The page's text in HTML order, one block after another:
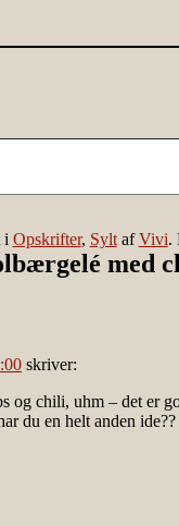
i Opskrifter, SyltafVivi.
med
skriver:
og chili, uhm – det er
du en helt anden ide??